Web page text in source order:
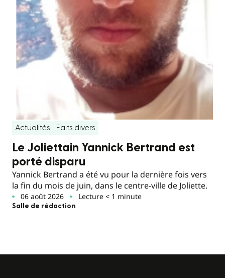
Actualités Faits divers
Le Joliettain Yannick Bertrand est
porté disparu
Yannick Bertrand a été vu pour la dernière fois vers
la fin du mois de juin, dans le centre-ville de Joliette.
06 août 2026 Lecture < 1 minute
Salle de rédaction